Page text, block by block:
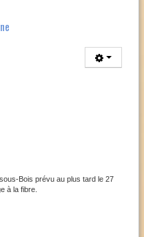
Bois prévu au plus tard le 27
à la fibre.